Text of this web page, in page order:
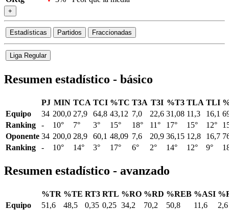
+
Estadísticas Partidos Fraccionadas
Liga Regular
Resumen estadístico - básico
PJ MIN TCA TCI %TC T3A T3I %T3 TLA TLI
Equipo
34 200,0 27,9 64,8 43,12 7,0 22,6 31,08 11,3 16,1
Ranking
- 10° 7° 3° 15° 18° 11° 17° 15° 12°
Oponente 34 200,0 28,9 60,1 48,09 7,6 20,9 36,15 12,8 16,7
Ranking
- 10° 14° 3° 17° 6° 2° 14° 12° 9°
Resumen estadístico - avanzado
%TR %TE RT3 RTL %RO %RD %REB %ASI
Equipo
51,6 48,5 0,35 0,25 34,2 70,2 50,8 11,6
2,6